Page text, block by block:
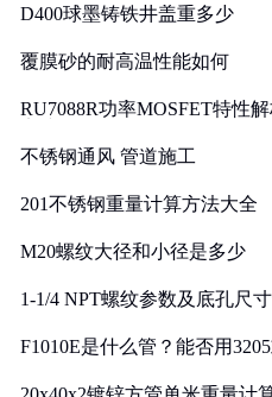
D400球墨铸铁井盖重多少
覆膜砂的耐高温性能如何
RU7088R功率MOSFET特性
不锈钢通风 管道施工
201不锈钢重量计算方法大全
M20螺纹大径和小径是多少
1-1/4 NPT螺纹参数及底孔尺
F1010E是什么管？能否用